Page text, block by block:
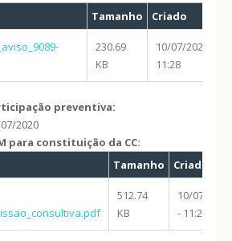
Tamanho Criado
230.69
KB
10/07/2020 -
11:28
preventiva:
2020
para constituição da CC:
Tamanho Criado
512.74
KB
10/07/2020
- 11:28